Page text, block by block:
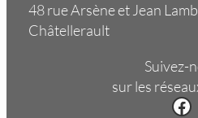
48 rue Arsène et Jean
Châtellerault
Suivez-
sur les
Facebook